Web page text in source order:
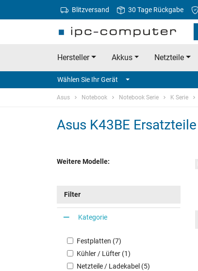
Blitzversand 30 Tage Rückgabe
Hersteller Akkus Netzteile
Wählen Sie Ihr Gerät
Asus Notebook Notebook Serie K Serie
Asus K43BE Ersatzteile
Weitere Modelle:
Filter
Kategorie
Festplatten (7)
Kühler / Lüfter (1)
Netzteile / Ladekabel (5)